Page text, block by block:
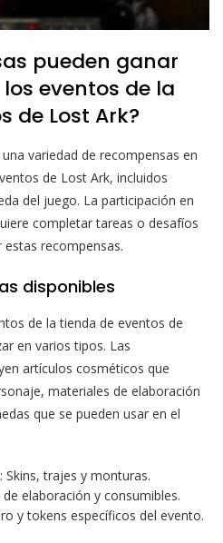
pueden ganar
eventos de la
de Lost Ark?
variedad de recompensas en
de Lost Ark, incluidos
del juego. La participación en
completar tareas o desafíos
recompensas.
disponibles
de la tienda de eventos de
en varios tipos. Las
artículos cosméticos que
materiales de elaboración
que se pueden usar en el
trajes y monturas.
elaboración y consumibles.
y tokens específicos del evento.